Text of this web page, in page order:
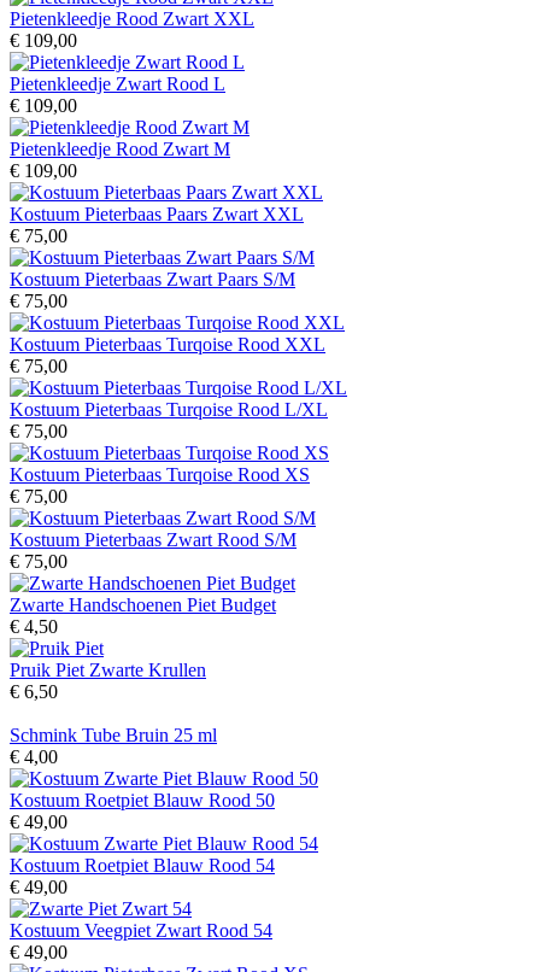
Pietenkleedje Rood Zwart XXL
€ 109,00
Pietenkleedje Zwart Rood L
€ 109,00
Pietenkleedje Rood Zwart M
€ 109,00
Kostuum Pieterbaas Paars Zwart XXL
€ 75,00
Kostuum Pieterbaas Zwart Paars S/M
€ 75,00
Kostuum Pieterbaas Turqoise Rood XXL
€ 75,00
Kostuum Pieterbaas Turqoise Rood L/XL
€ 75,00
Kostuum Pieterbaas Turqoise Rood XS
€ 75,00
Kostuum Pieterbaas Zwart Rood S/M
€ 75,00
Zwarte Handschoenen Piet Budget
€ 4,50
Pruik Piet Zwarte Krullen
€ 6,50
Schmink Tube Bruin 25 ml
€ 4,00
Kostuum Roetpiet Blauw Rood 50
€ 49,00
Kostuum Roetpiet Blauw Rood 54
€ 49,00
Kostuum Veegpiet Zwart Rood 54
€ 49,00